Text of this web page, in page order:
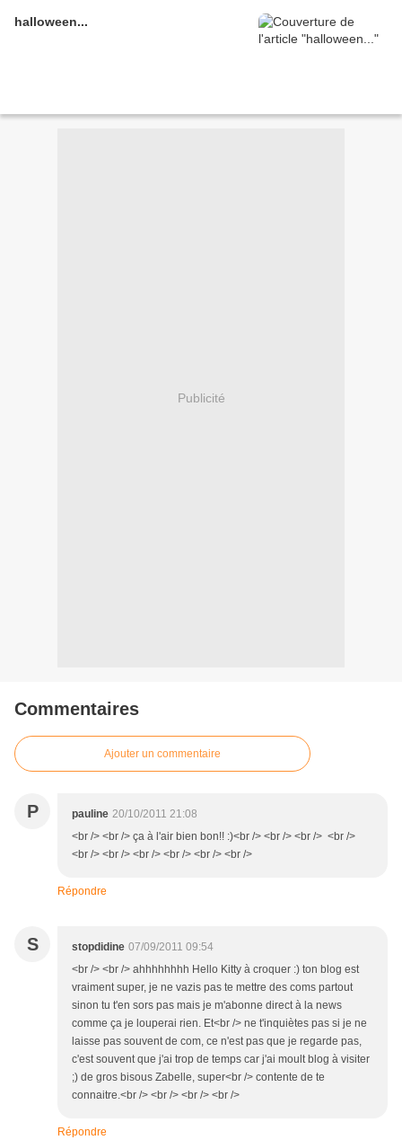
halloween...
Publicité
Commentaires
Ajouter un commentaire
P pauline 20/10/2011 21:08
<br /> <br /> ça à l'air bien bon!! :)<br /> <br /> <br /> <br />
<br /> <br /> <br /> <br /> <br /> <br />
Répondre
S stopdidine 07/09/2011 09:54
<br /> <br /> ahhhhhhhh Hello Kitty à croquer :) ton blog est
vraiment super, je ne vazis pas te mettre des coms partout
sinon tu t'en sors pas mais je m'abonne direct à la news
comme ça je louperai rien. Et<br /> ne t'inquiètes pas si je ne
laisse pas souvent de com, ce n'est pas que je regarde pas,
c'est souvent que j'ai trop de temps car j'ai moult blog à visiter
;) de gros bisous Zabelle, super<br /> contente de te
connaitre.<br /> <br /> <br /> <br />
Répondre